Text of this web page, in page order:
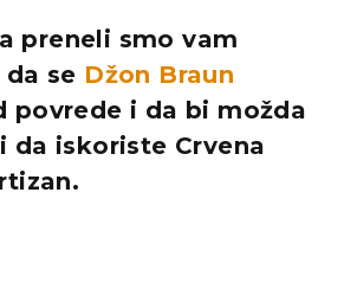
preneli smo vam
se Džon Braun
povrede i da bi možda
da iskoriste Crvena